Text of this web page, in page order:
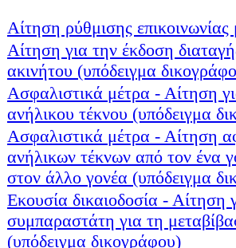
Αίτηση ρύθμισης
Αίτηση για την έκδοση
ακινήτου (υπόδειγμα
Ασφαλιστικά μέτρα - Αίτηση
ανήλικου τέκνου (υπόδειγμα
Ασφαλιστικά μέτρα - Αίτηση
ανήλικων τέκνων από τον ένα
στον άλλο γονέα (υπόδειγμα
Εκουσία δικαιοδοσία - Αίτηση
συμπαραστάτη για τη
(υπόδειγμα δικογράφου)